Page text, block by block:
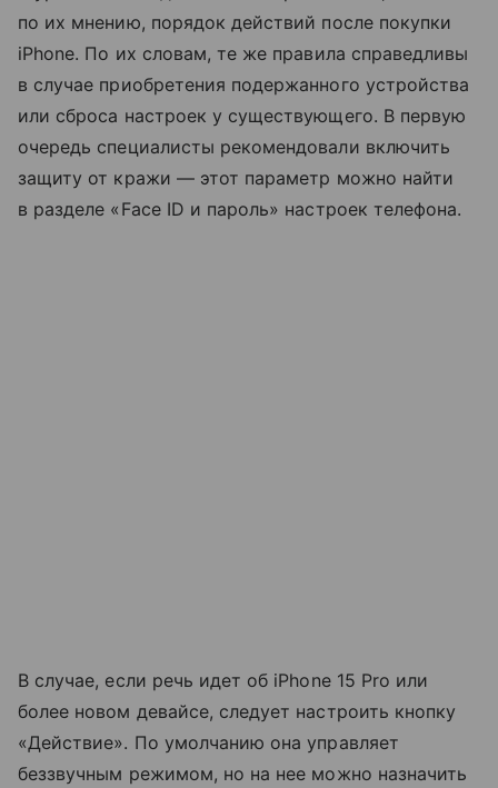
по их мнению, порядок действий после покупки
iPhone. По их словам, те же правила справедливы
в случае приобретения подержанного устройства
или сброса настроек у существующего. В первую
очередь специалисты рекомендовали включить
защиту от кражи — этот параметр можно найти
в разделе «Face ID и пароль» настроек телефона.
В случае, если речь идет об iPhone 15 Pro или
более новом девайсе, следует настроить кнопку
«Действие». По умолчанию она управляет
беззвучным режимом, но на нее можно назначить